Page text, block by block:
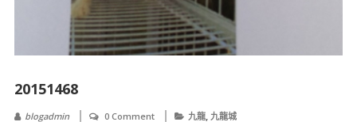
20151468
blogadmin 0 Comment 九龍, 九龍城